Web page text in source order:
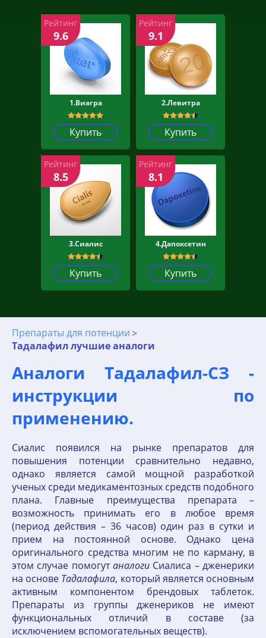
1.Виагра
Купить
Рейтинг
9.6
2.Левитра
Купить
Рейтинг
9.1
3.Сиалис
Купить
Рейтинг
8.5
4.Дапоксетин
Купить
Рейтинг
8.1
Препараты для потенции
Тадалафил лучшие аналоги
Аналоги Тадалафил-СЗ -
инструкции по
применению.
Сиалис появился на рынке препаратов для
повышения потенции сравнительно недавно,
однако является самой мощной разработкой
ученых среди медикаментозных средств подобного
плана. Главные преимущества препарата –
возможность принимать его в любое время
(период действия – 36 часов) один раз в сутки и
прием на постоянной основе. Однако цена
оригинального средства многим не по карману, в
этом случае помогутаналоги Сиалиса – дженерики
на основе Тадалафила, который является основным
активным компонентом брендовых таблеток.
Препараты из группы дженериков не имеют
функциональных отличий в составе (за
исключением вспомогательных веществ).